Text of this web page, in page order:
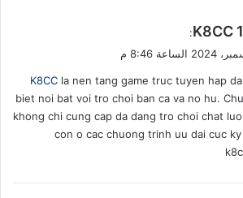
K8CC
:
K8CC la nen tang game truc tuyen hap
biet noi bat voi tro choi ban ca va no hu.
khong chi cung cap da dang tro choi chat
con o cac chuong trinh uu dai cuc